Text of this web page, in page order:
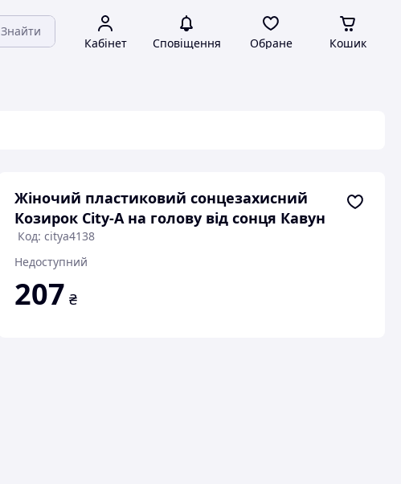
Знайти
Кабінет Сповіщення Обране Кошик
Жіночий пластиковий сонцезахисний
Козирок City-A на голову від сонця Кавун
Код: citya4138
Недоступний
207 ₴